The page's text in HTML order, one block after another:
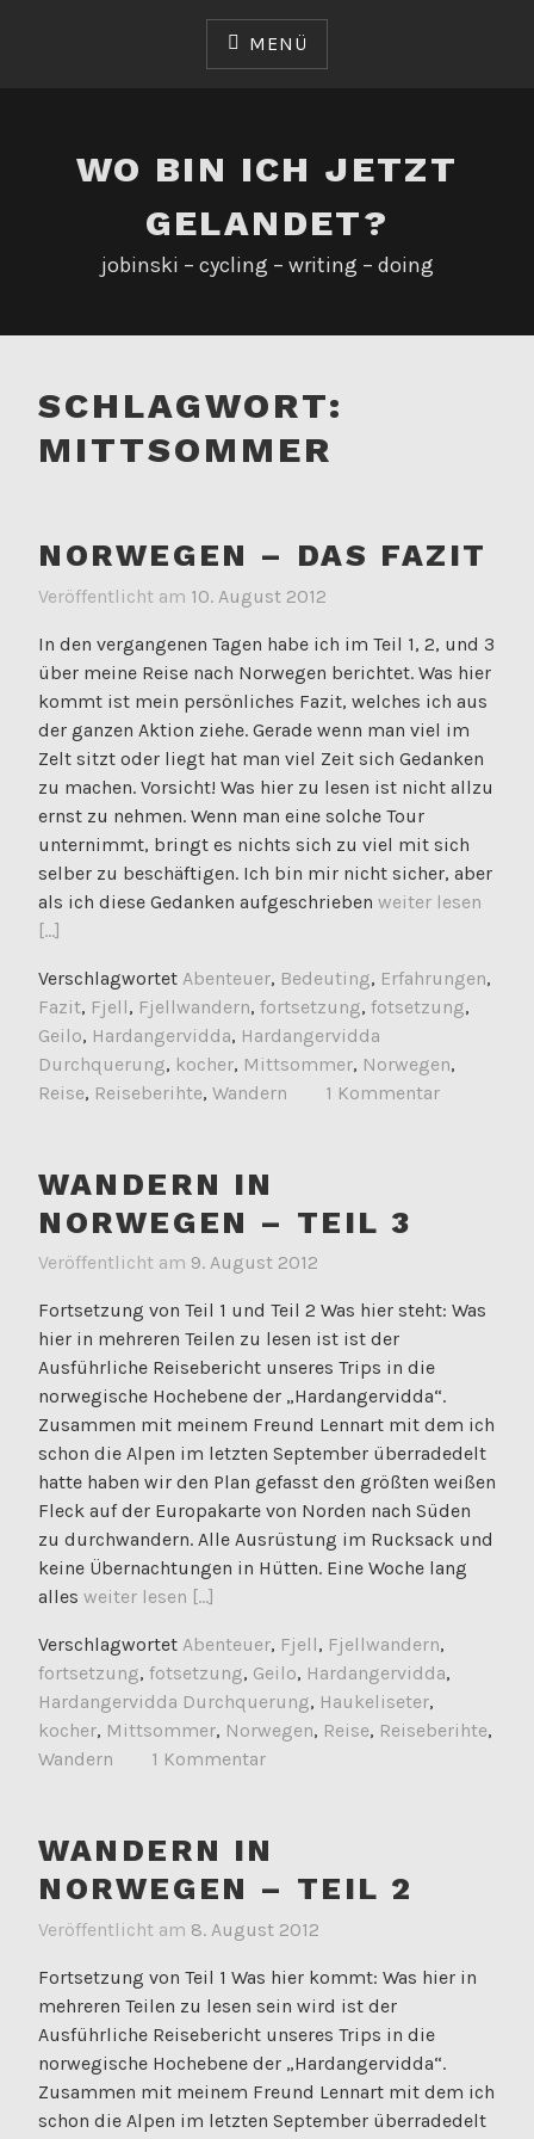
MENÜ
WO BIN ICH JETZT
GELANDET?
jobinski – cycling – writing – doing
SCHLAGWORT:
MITTSOMMER
NORWEGEN – DAS FAZIT
Veröffentlicht am 10. August 2012
In den vergangenen Tagen habe ich im Teil 1, 2, und 3
über meine Reise nach Norwegen berichtet. Was hier
kommt ist mein persönliches Fazit, welches ich aus
der ganzen Aktion ziehe. Gerade wenn man viel im
Zelt sitzt oder liegt hat man viel Zeit sich Gedanken
zu machen. Vorsicht! Was hier zu lesen ist nicht allzu
ernst zu nehmen. Wenn man eine solche Tour
unternimmt, bringt es nichts sich zu viel mit sich
selber zu beschäftigen. Ich bin mir nicht sicher, aber
als ich diese Gedanken aufgeschrieben weiter lesen
[...]
Verschlagwortet Abenteuer, Bedeuting, Erfahrungen,
Fazit, Fjell, Fjellwandern, fortsetzung, fotsetzung,
Geilo, Hardangervidda, Hardangervidda
Durchquerung, kocher, Mittsommer, Norwegen,
Reise, Reiseberihte, Wandern 1 Kommentar
WANDERN IN
NORWEGEN – TEIL 3
Veröffentlicht am 9. August 2012
Fortsetzung von Teil 1 und Teil 2 Was hier steht: Was
hier in mehreren Teilen zu lesen ist ist der
Ausführliche Reisebericht unseres Trips in die
norwegische Hochebene der „Hardangervidda“.
Zusammen mit meinem Freund Lennart mit dem ich
schon die Alpen im letzten September überradedelt
hatte haben wir den Plan gefasst den größten weißen
Fleck auf der Europakarte von Norden nach Süden
zu durchwandern. Alle Ausrüstung im Rucksack und
keine Übernachtungen in Hütten. Eine Woche lang
alles weiter lesen [...]
Verschlagwortet Abenteuer, Fjell, Fjellwandern,
fortsetzung, fotsetzung, Geilo, Hardangervidda,
Hardangervidda Durchquerung, Haukeliseter,
kocher, Mittsommer, Norwegen, Reise, Reiseberihte,
Wandern
1 Kommentar
WANDERN IN
NORWEGEN – TEIL 2
Veröffentlicht am 8. August 2012
Fortsetzung von Teil 1 Was hier kommt: Was hier in
mehreren Teilen zu lesen sein wird ist der
Ausführliche Reisebericht unseres Trips in die
norwegische Hochebene der „Hardangervidda“.
Zusammen mit meinem Freund Lennart mit dem ich
schon die Alpen im letzten September überradedelt